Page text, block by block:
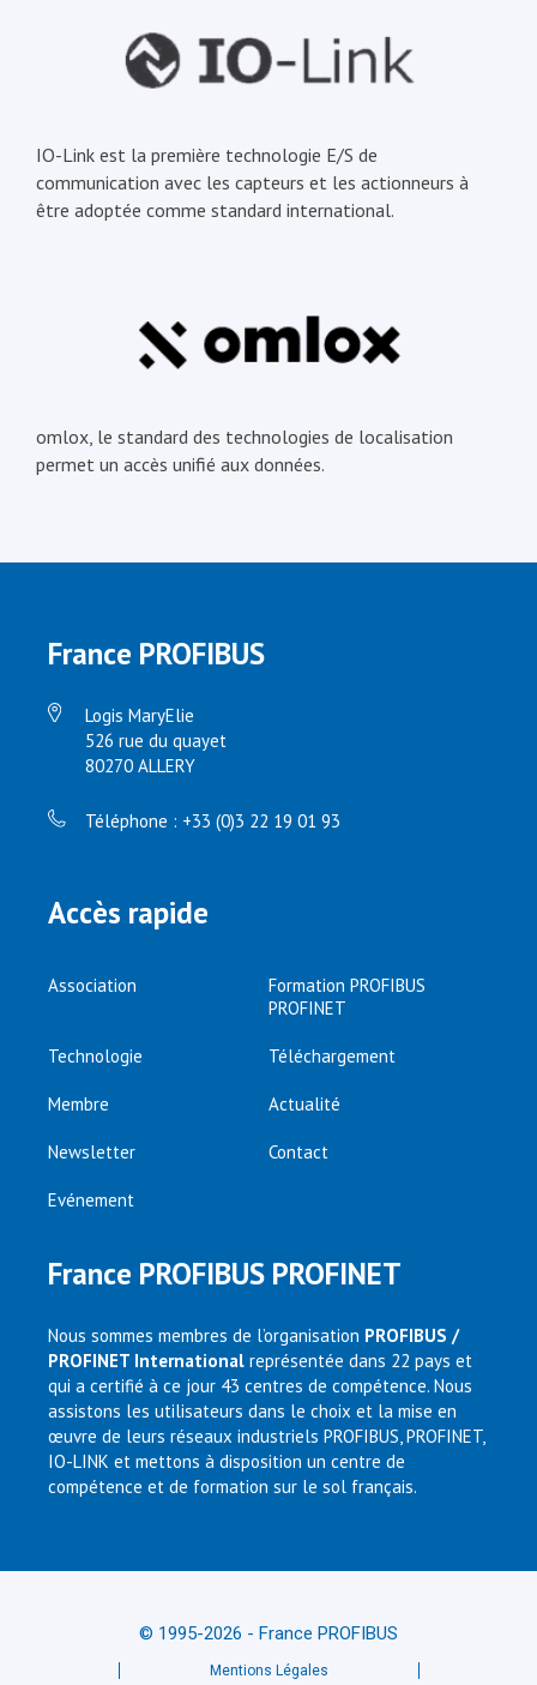
IO-Link est la première technologie E/S de
communication avec les capteurs et les actionneurs à
être adoptée comme standard international.
omlox, le standard des technologies de localisation
permet un accès unifié aux données.
France PROFIBUS
Logis MaryElie
526 rue du quayet
80270 ALLERY
Téléphone : +33 (0)3 22 19 01 93
Accès rapide
Association
Formation PROFIBUS
PROFINET
Technologie Téléchargement
Membre Actualité
Newsletter Contact
Evénement
France PROFIBUS PROFINET
Nous sommes membres de l’organisation PROFIBUS /
PROFINET International représentée dans 22 pays et
qui a certifié à ce jour 43 centres de compétence. Nous
assistons les utilisateurs dans le choix et la mise en
œuvre de leurs réseaux industriels PROFIBUS, PROFINET,
IO-LINK et mettons à disposition un centre de
compétence et de formation sur le sol français.
© 1995-2026 - France PROFIBUS
Mentions Légales